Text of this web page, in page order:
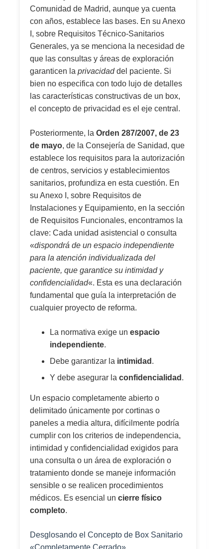
Comunidad de Madrid, aunque ya cuenta
con años, establece las bases. En su Anexo
I, sobre Requisitos Técnico-Sanitarios
Generales, ya se menciona la necesidad de
que las consultas y áreas de exploración
garanticen la privacidaddel paciente. Si
bien no especifica con todo lujo de detalles
las características constructivas de un box,
el concepto de privacidad es el eje central.
Posteriormente, la Orden 287/2007, de 23
de mayo, de la Consejería de Sanidad, que
establece los requisitos para la autorización
de centros, servicios y establecimientos
sanitarios, profundiza en esta cuestión. En
su Anexo I, sobre Requisitos de
Instalaciones y Equipamiento, en la sección
de Requisitos Funcionales, encontramos la
clave: Cada unidad asistencial o consulta
«dispondrá de un espacio independiente
para la atención individualizada del
paciente, que garantice su intimidad y
confidencialidad«. Esta es una declaración
fundamental que guía la interpretación de
cualquier proyecto de reforma.
La normativa exige un espacio
independiente.
Debe garantizar la intimidad .
Y debe asegurar la confidencialidad .
Un espacio completamente abierto o
delimitado únicamente por cortinas o
paneles a media altura, difícilmente podría
cumplir con los criterios de independencia,
intimidad y confidencialidad exigidos para
una consulta o un área de exploración o
tratamiento donde se maneje información
sensible o se realicen procedimientos
médicos. Es esencial un cierre físico
completo.
Desglosando el Concepto de Box Sanitario
«Completamente Cerrado»